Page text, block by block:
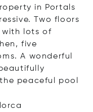
in Portals
Two floors
with lots of
five
A wonderful
peaceful pool